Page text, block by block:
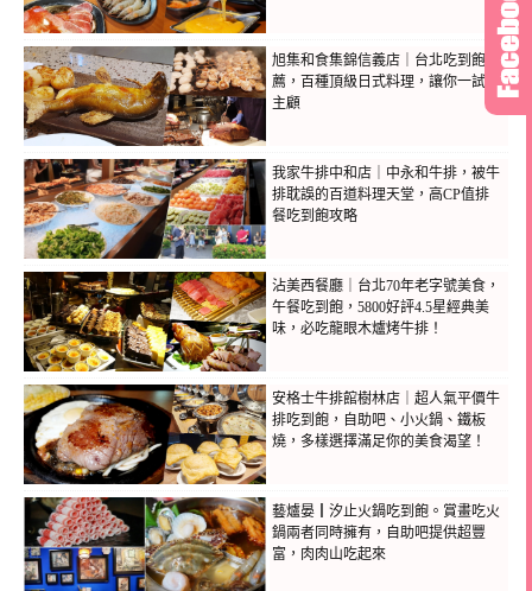
旭集和食集錦信義店｜台北吃到飽推
薦，百種頂級日式料理，讓你一試成
主顧
我家牛排中和店｜中永和牛排，被牛
排耽誤的百道料理天堂，高CP值排
餐吃到飽攻略
沾美西餐廳｜台北70年老字號美食，
午餐吃到飽，5800好評4.5星經典美
味，必吃龍眼木爐烤牛排！
安格士牛排館樹林店｜超人氣平價牛
排吃到飽，自助吧、小火鍋、鐵板
燒，多樣選擇滿足你的美食渴望！
藝爐晏┃汐止火鍋吃到飽。賞畫吃火
鍋兩者同時擁有，自助吧提供超豐
富，肉肉山吃起來